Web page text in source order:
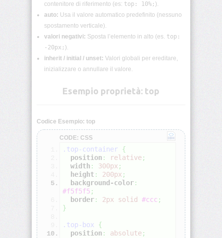
Commenti
accent-
color
items
align-
self
all
animation
animation-
delay
contenitore di riferimento (es: top: 10%; ).
auto: Usa il valore automatico predefinito (nessuno
spostamento verticale).
valori negativi: Sposta l’elemento in alto (es. top:
-20px; ).
inherit / initial / unset: Valori globali per ereditare,
inizializzare o annullare il valore.
Esempio proprietà: top
Codice Esempio: top
CODE: CSS
.top-container {
position : relative;
width : 300px ;
height : 200px ;
background-color:
#f5f5f5 ;
border: 2px solid #ccc ;
}
.top-box
{
position : absolute;